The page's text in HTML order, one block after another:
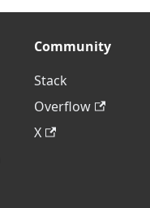
Community
Stack
Overflow
X